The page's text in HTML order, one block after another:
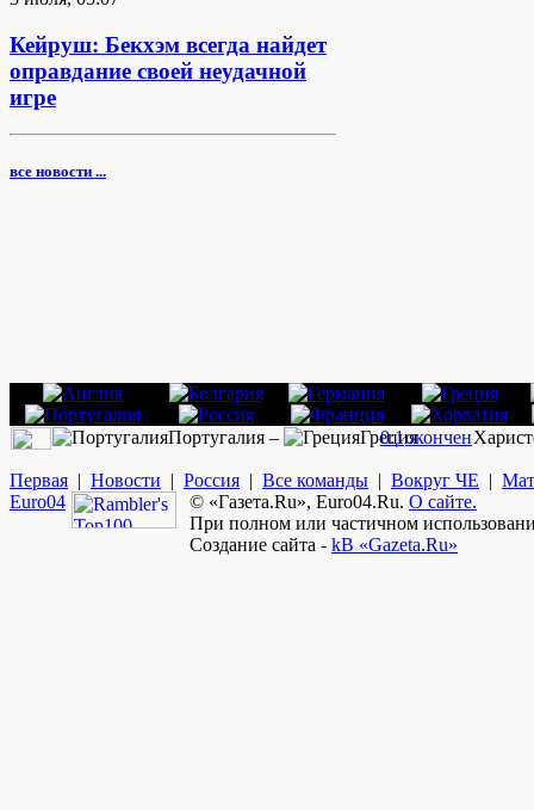
Кейруш: Бекхэм всегда найдет
оправдание своей неудачной
игре
все новости ...
Португалия – Греция
0:1окончен
Первая | Новости | Россия | Все команды | Вокруг ЧЕ |
Euro04 © «Газета.Ru», Euro04.Ru. О сайте.
При полном или частичном
Создание сайта - kB «Gazeta.Ru»